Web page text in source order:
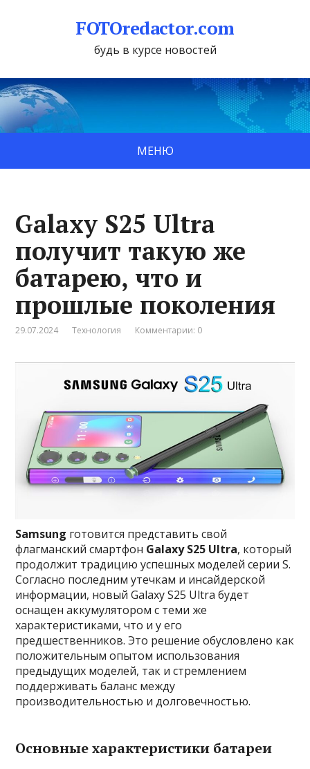
FOTOredactor.com
будь в курсе новостей
МЕНЮ
Galaxy S25 Ultra
получит такую же
батарею, что и
прошлые поколения
29.07.2024 Технология Комментарии: 0
Samsung готовится представить свой
флагманский смартфон Galaxy S25 Ultra, который
продолжит традицию успешных моделей серии S.
Согласно последним утечкам и инсайдерской
информации, новый Galaxy S25 Ultra будет
оснащен аккумулятором с теми же
характеристиками, что и у его
предшественников. Это решение обусловлено как
положительным опытом использования
предыдущих моделей, так и стремлением
поддерживать баланс между
производительностью и долговечностью.
Основные характеристики батареи